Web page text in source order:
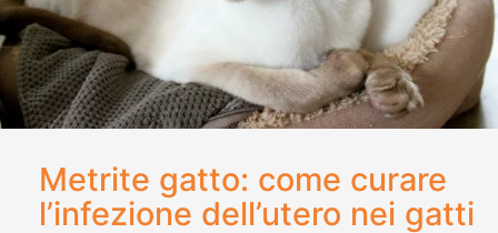
Metrite gatto: come curare
l’infezione dell’utero nei gatti